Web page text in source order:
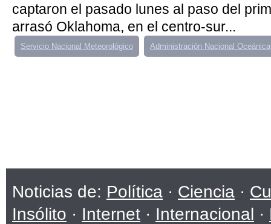
captaron el pasado lunes al paso del
arrasó Oklahoma, en el centro-sur...
Servicio Nacional Meteorológico Administración Nacional Oceánica
Noticias de: Política · Ciencia ·
Insólito · Internet · Internacional ·